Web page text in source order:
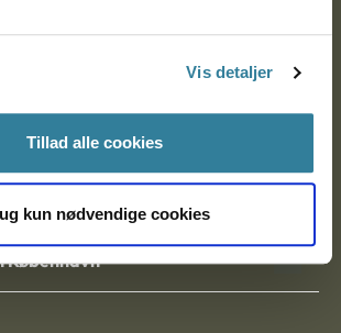
Vis detaljer
Tillad alle cookies
kun nødvendige cookies
København